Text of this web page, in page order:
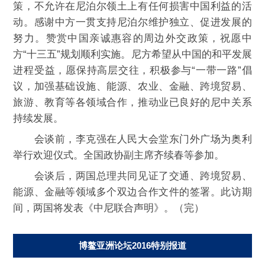
策，不允许在尼泊尔领土上有任何损害中国利益的活
动。感谢中方一贯支持尼泊尔维护独立、促进发展的
努力。赞赏中国亲诚惠容的周边外交政策，祝愿中
方“十三五”规划顺利实施。尼方希望从中国的和平发展
进程受益，愿保持高层交往，积极参与“一带一路”倡
议，加强基础设施、能源、农业、金融、跨境贸易、
旅游、教育等各领域合作，推动业已良好的尼中关系
持续发展。
会谈前，李克强在人民大会堂东门外广场为奥利
举行欢迎仪式。全国政协副主席齐续春等参加。
会谈后，两国总理共同见证了交通、跨境贸易、
能源、金融等领域多个双边合作文件的签署。此访期
间，两国将发表《中尼联合声明》。（完）
博鳌亚洲论坛2016特别报道